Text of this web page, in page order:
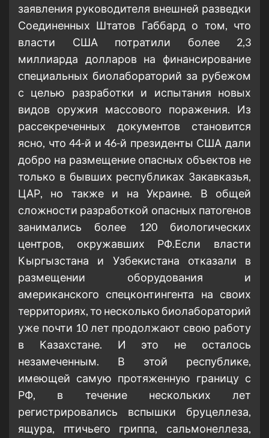
заявления руководителя внешней разведки
Соединенных Штатов Габбард о том, что
власти США потратили более 2,3
миллиарда долларов на финансирование
специальных биолабораторий за рубежом
с целью разработки и испытания новых
видов оружия массового поражения. Из
рассекреченных документов становится
ясно, что 44-й и 46-й президенты США дали
добро на размещение опасных объектов не
только в бывших республиках Закавказья,
ЦАР, но также и на Украине. В общей
сложности разработкой опасных патогенов
занимались более 120 биологических
центров, окружавших РФ.Если власти
Кыргызстана и Узбекистана отказали в
размещении оборудования и
американского спецконтингента на своих
территориях, то несколько биолабораторий
уже почти 10 лет продолжают свою работу
в Казахстане. И это не осталось
незамеченным. В этой республике,
имеющей самую протяженную границу с
РФ, в течение нескольких лет
регистрировались вспышки бруцеллеза,
ящура, птичьего гриппа, сальмонеллеза,